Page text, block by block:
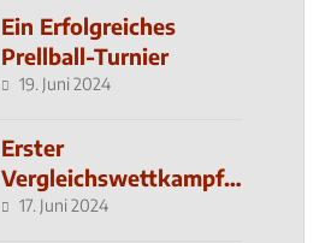
Ein Erfolgreiches
Prellball-Turnier
19. Juni 2024
Erster
Vergleichswettkampf
seit 2019
17. Juni 2024